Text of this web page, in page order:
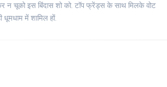
चूको इस बिंदास शो को. टॉप फ्रेंड्स के साथ मिलके वोट
में शामिल हों.